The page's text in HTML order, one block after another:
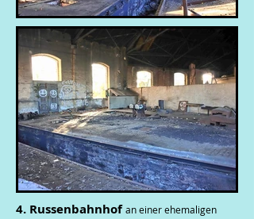
4. Russenbahnhofan einer ehemaligen